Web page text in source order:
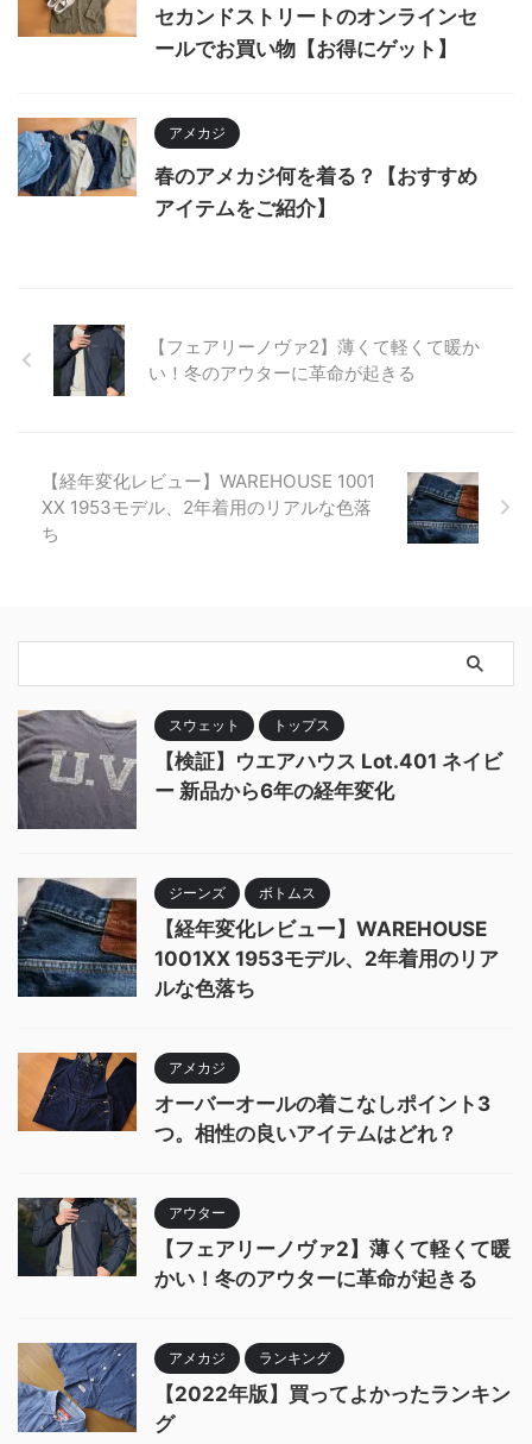
セカンドストリートのオンラインセ
ールでお買い物【お得にゲット】
アメカジ
春のアメカジ何を着る？【おすすめ
アイテムをご紹介】
【フェアリーノヴァ2】薄くて軽くて暖か
い！冬のアウターに革命が起きる
【経年変化レビュー】WAREHOUSE 1001
XX 1953モデル、2年着用のリアルな色落
ち
スウェット トップス
【検証】ウエアハウス Lot.401 ネイビ
ー 新品から6年の経年変化
ジーンズ ボトムス
【経年変化レビュー】WAREHOUSE
1001XX 1953モデル、2年着用のリア
ルな色落ち
アメカジ
オーバーオールの着こなしポイント3
つ。相性の良いアイテムはどれ？
アウター
【フェアリーノヴァ2】薄くて軽くて暖
かい！冬のアウターに革命が起きる
アメカジ ランキング
【2022年版】買ってよかったランキン
グ